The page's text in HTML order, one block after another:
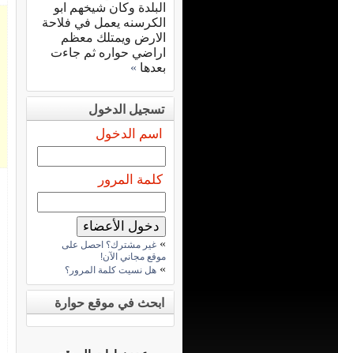
البلدة وكان شيخهم ابو
الكرسنه يعمل في فلاحة
الارض ويمتلك معظم
اراضي حواره ثم جاءت
بعدها »
تسجيل الدخول
اسم الدخول
كلمة المرور
» غير مشترك؟ احصل على
موقع مجاني الآن!
» هل نسيت كلمة المرور؟
ابحث في موقع حوارة